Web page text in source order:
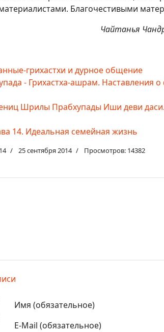
Благочестивыми
Чайтанья
грихастхи и дурное общение
- Грихастха-ашрам. Наставления
Шрилы Прабхупады Иши деви даси.
14. Идеальная семейная жизнь
25 сентября 2014 Просмотров: 14382
Имя (обязательное)
E-Mail (обязательное)